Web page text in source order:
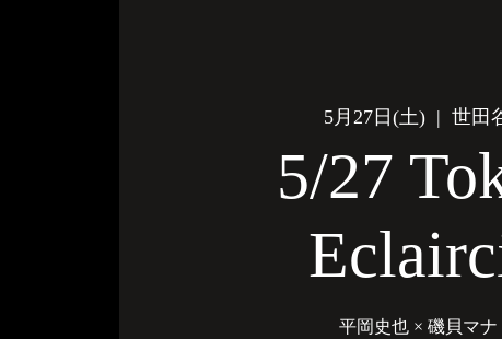
5月27日(土)
  |
世田
5/27
平岡史也 × 磯貝マナ